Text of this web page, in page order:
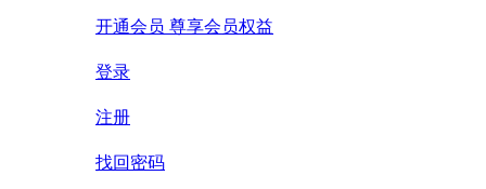
开通会员 尊享会员权益
登录
注册
找回密码